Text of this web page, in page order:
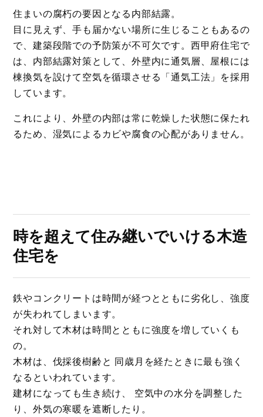
住まいの腐朽の要因となる内部結露。
目に見えず、手も届かない場所に生じることもあるの
で、建築段階での予防策が不可欠です。西甲府住宅で
は、内部結露対策として、外壁内に通気層、屋根には
棟換気を設けて空気を循環させる「通気工法」を採用
しています。
これにより、外壁の内部は常に乾燥した状態に保たれ
るため、湿気によるカビや腐食の心配がありません。
時を超えて住み継いでいける木造
住宅を
鉄やコンクリートは時間が経つとともに劣化し、強度
が失われてしまいます。
それ対して木材は時間とともに強度を増していくも
の。
木材は、伐採後樹齢と 同歳月を経たときに最も強く
なるといわれています。
建材になっても生き続け、 空気中の水分を調整した
り、外気の寒暖を遮断したり。